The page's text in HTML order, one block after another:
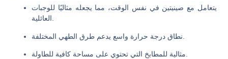
يتعامل مع صينيتين في نفس الوقت، مما يجعله مثاليًا للوجبات
العائلية.
مثالية للمطابخ التي تحتوي على مساحة كافية للطاولة.